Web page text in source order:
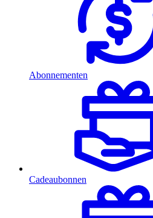
Abonnementen
Cadeaubonnen